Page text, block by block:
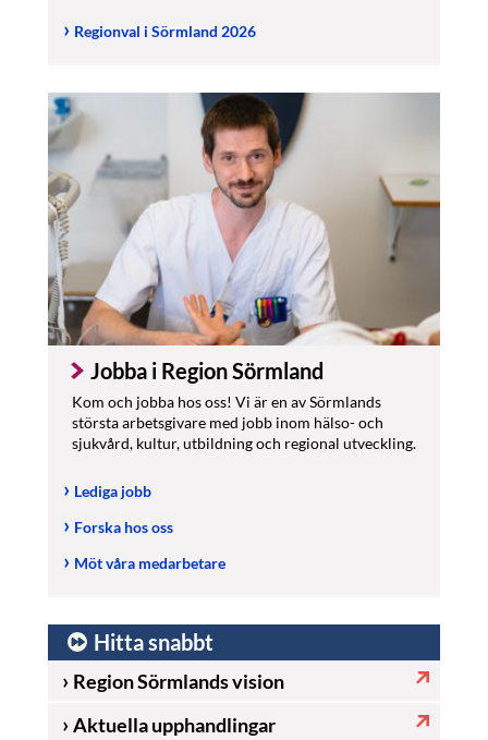
Regionval i Sörmland 2026
Jobba i Region Sörmland
Kom och jobba hos oss! Vi är en av Sörmlands
största arbetsgivare med jobb inom hälso- och
sjukvård, kultur, utbildning och regional utveckling.
Lediga jobb
Forska hos oss
Möt våra medarbetare
Hitta snabbt
Region Sörmlands vision
Aktuella upphandlingar